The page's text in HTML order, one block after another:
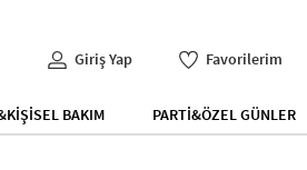
Giriş Yap Favorilerim
BAKIM PARTİ&ÖZEL GÜNLER